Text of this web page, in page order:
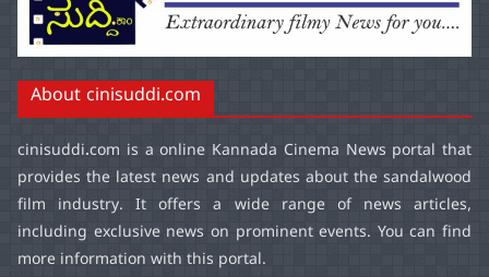
About cinisuddi.com
cinisuddi.com is a online Kannada Cinema News portal that
provides the latest news and updates about the sandalwood
film industry. It offers a wide range of news articles,
including exclusive news on prominent events. You can find
more information with this portal.